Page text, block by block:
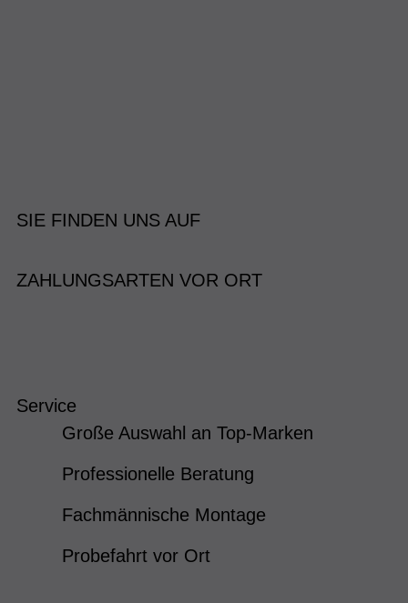
SIE FINDEN UNS AUF
ZAHLUNGSARTEN VOR ORT
Service
Große Auswahl an Top-Marken
Professionelle Beratung
Fachmännische Montage
Probefahrt vor Ort